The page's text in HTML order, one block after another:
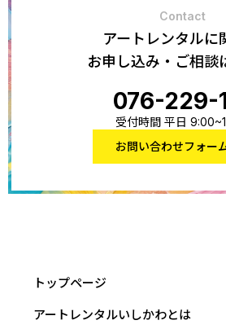
Contact
アートレンタルに
お申し込み・ご相談
076-229-
受付時間 平日
お問い合わせフォー
トップページ
アートレンタルいしかわとは